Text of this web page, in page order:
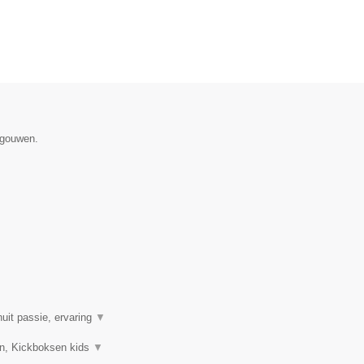
passie, ervaring ▼
Kickboksen kids ▼